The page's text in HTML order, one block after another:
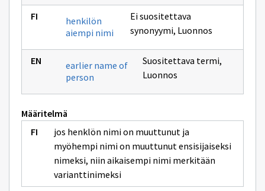
henkilön
aiempi nimi
Ei suositettava
synonyymi, Luonnos
earlier name of
person
Suositettava termi,
Luonnos
Määritelmä
jos henklön nimi on muuttunut ja
myöhempi nimi on muuttunut ensisijaiseksi
nimeksi, niin aikaisempi nimi merkitään
varianttinimeksi